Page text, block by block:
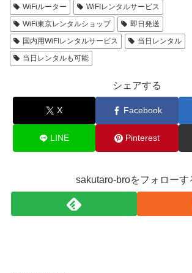
WiFiルーター
WiFIレンタルサービス
WiFi東京レンタルショップ
即日発送
国内用WiFIレンタルサービス
当日レンタル
当日レンタルも可能
シェアする
X Facebook
LINE Pinterest
sakutaro-broをフォローす